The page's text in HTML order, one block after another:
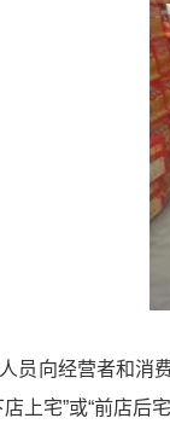
员向经营者和消
店上宅”或“前店